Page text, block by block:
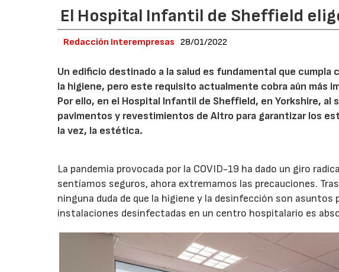
El Hospital Infantil de Sheffield
Redacción Interempresas 28/01/2022
Un edificio destinado a la salud es fundamental que
la higiene, pero este requisito actualmente cobra aún más
Por ello, en el Hospital Infantil de Sheffield, en Yorkshire, al
pavimentos y revestimientos de Altro para garantizar los
la vez, la estética.
La pandemia provocada por la COVID-19 ha dado un giro
sentíamos seguros, ahora extremamos las precauciones.
ninguna duda de que la higiene y la desinfección son
instalaciones desinfectadas en un centro hospitalario es